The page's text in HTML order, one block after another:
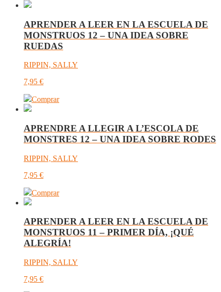
APRENDER A LEER EN LA ESCUELA DE
MONSTRUOS 12 – UNA IDEA SOBRE
RUEDAS
RIPPIN, SALLY
7,95 €
Comprar
APRENDRE A LLEGIR A L’ESCOLA DE
MONSTRES 12 – UNA IDEA SOBRE RODES
RIPPIN, SALLY
7,95 €
Comprar
APRENDER A LEER EN LA ESCUELA DE
MONSTRUOS 11 – PRIMER DÍA, ¡QUÉ
ALEGRÍA!
RIPPIN, SALLY
7,95 €